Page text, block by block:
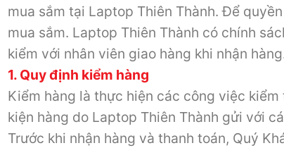
mua sắm tại Laptop Thiên Thành. Để
mua sắm. Laptop Thiên Thành có chính
kiểm với nhân viên giao hàng khi nhận
1. Quy định kiểm hàng
Kiểm hàng là thực hiện các công việc
kiện hàng do Laptop Thiên Thành gửi với
Trước khi nhận hàng và thanh toán, Quý